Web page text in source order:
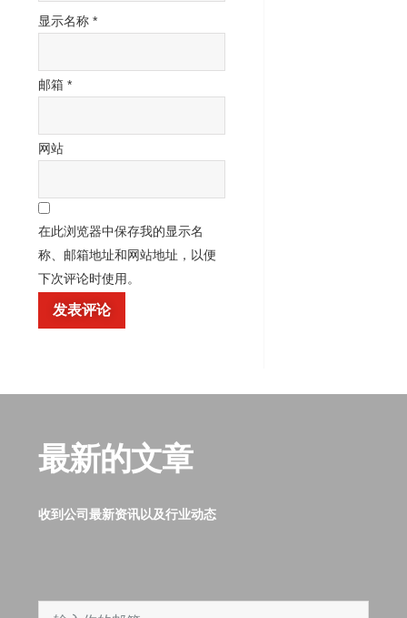
显示名称 *
邮箱 *
网站
在此浏览器中保存我的显示名
称、邮箱地址和网站地址，以便
下次评论时使用。
最新的文章
收到公司最新资讯以及行业动态